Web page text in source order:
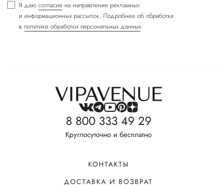
Я даю согласие на направление рекламных
и информационных рассылок. Подробнее об обработке
в политике обработки персональных данных
8 800 333 49 29
Круглосуточно и бесплатно
КОНТАКТЫ
ДОСТАВКА И ВОЗВРАТ